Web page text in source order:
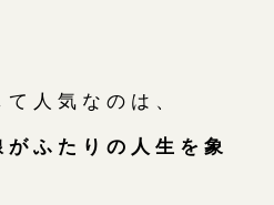
人気なのは、
がふたりの人生を象